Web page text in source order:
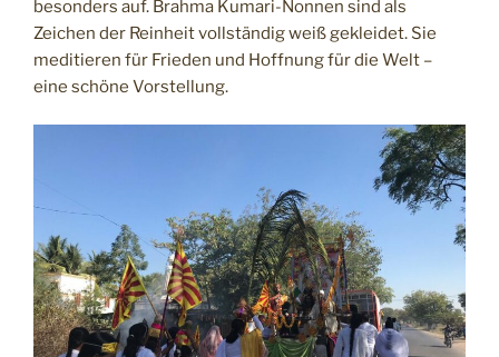
besonders auf. Brahma Kumari-Nonnen sind als
Zeichen der Reinheit vollständig weiß gekleidet. Sie
meditieren für Frieden und Hoffnung für die Welt –
eine schöne Vorstellung.